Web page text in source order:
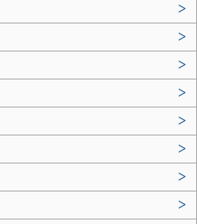
>
>
>
>
>
>
>
>